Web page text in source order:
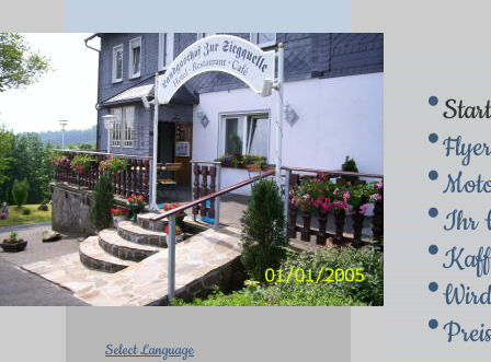
Select Language
Ihr